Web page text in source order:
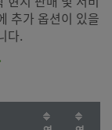
추가 옵션이 있을
다.